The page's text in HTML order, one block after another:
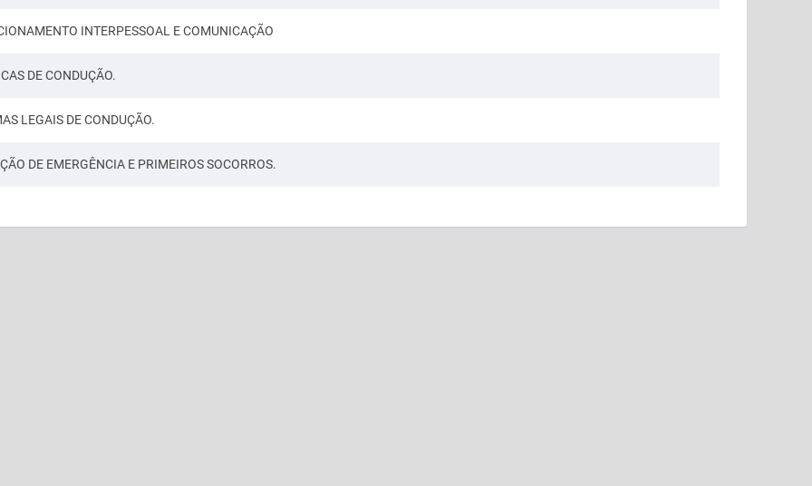
INTERPESSOAL E COMUNICAÇÃO
DE CONDUÇÃO.
LEGAIS DE CONDUÇÃO.
DE EMERGÊNCIA E PRIMEIROS SOCORROS.